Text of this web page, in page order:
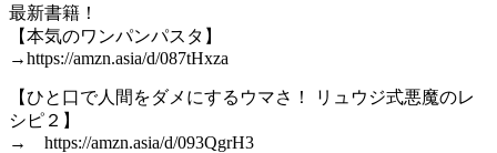
最新書籍！
【本気のワンパンパスタ】
→https://amzn.asia/d/087tHxza
【ひと口で人間をダメにするウマさ！ リュウジ式悪魔のレ
シピ２】
→ https://amzn.asia/d/093QgrH3